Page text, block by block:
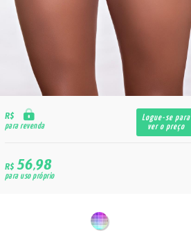
R$
para revenda
Logue-se para
ver o preço
R$56,98
para uso próprio